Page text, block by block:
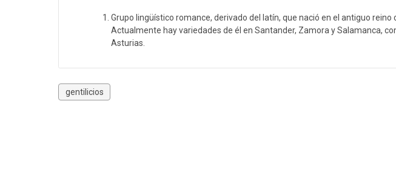
Grupo lingüístico romance, derivado del latín, que nació en el antiguo reino
Actualmente hay variedades de él en Santander, Zamora y Salamanca,
Asturias.
gentilicios